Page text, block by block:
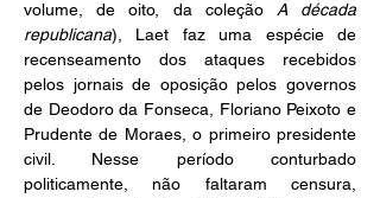
volume, de oito, da coleção A década
republicana), Laet faz uma espécie de
recenseamento dos ataques recebidos
pelos jornais de oposição pelos governos
de Deodoro da Fonseca, Floriano Peixoto e
Prudente de Moraes, o primeiro presidente
civil. Nesse período conturbado
politicamente, não faltaram censura,